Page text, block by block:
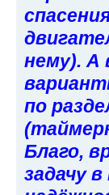
нему). А
по
Благо,
задачу